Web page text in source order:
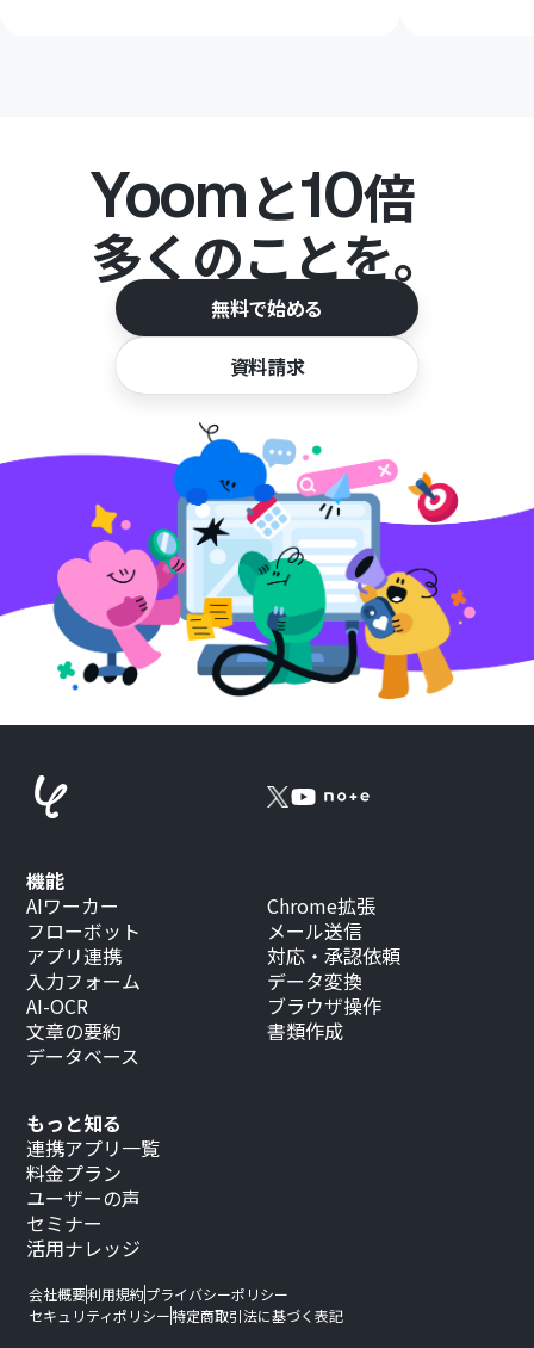
Yoomと10倍
多くのことを。
無料で始める
資料請求
もっと知る
連携アプリ一覧
料金プラン
ユーザーの声
セミナー
活用ナレッジ
機能
AIワーカー
フローボット
アプリ連携
入力フォーム
AI-OCR
文章の要約
データベース
Chrome拡張
メール送信
対応・承認依頼
データ変換
ブラウザ操作
書類作成
会社概要利用規約プライバシーポリシー
セキュリティポリシー特定商取引法に基づく表記